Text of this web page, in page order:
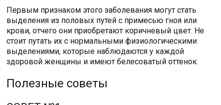
Первым признаком этого заболевания могут стать
выделения из половых путей с примесью гноя или
крови, отчего они приобретают коричневый цвет. Не
стоит путать их с нормальными физиологическими
выделениями, которые наблюдаются у каждой
здоровой женщины и имеют белесоватый оттенок.
Полезные советы